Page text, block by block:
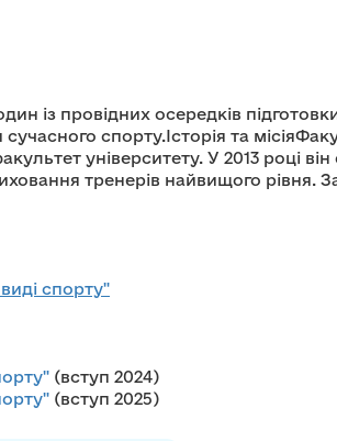
із провідних осередків
спорту.Історія та
університету. У 2013 році
тренерів найвищого рівня.
спорту"
(вступ 2024)
(вступ 2025)